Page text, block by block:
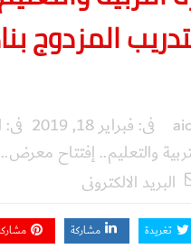
المزدوج
فى: فبراير 18, 2019 فى:
والتعليم.. إفتتاح
البريد الالكترونى
تغريدة مشاركة